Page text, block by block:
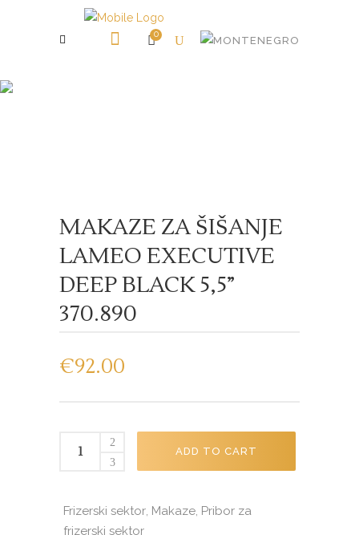
0
MAKAZE ZA ŠIŠANJE
LAMEO EXECUTIVE
DEEP BLACK 5,5”
370.890
€92.00
ADD TO CART
Frizerski sektor Makaze Pribor za
frizerski sektor